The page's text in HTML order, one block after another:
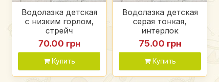
Водолазка детская
с низким горлом,
стрейч
70.00 грн
Купить
Водолазка детская
серая тонкая,
интерлок
75.00 грн
Купить